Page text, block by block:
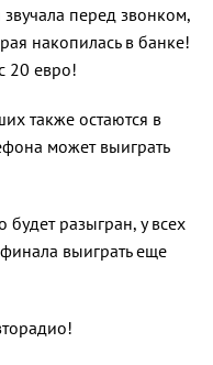
звучала перед звонком,
накопилась в банке!
20 евро!
также остаются в
может выиграть
разыгран, у всех
выиграть еще